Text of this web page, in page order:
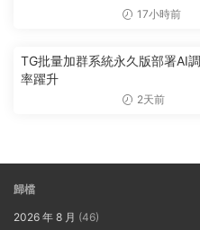
17小時前
TG批量加群系統永久版部署AI
率躍升
2天前
歸檔
2026 年 8 月 (46)